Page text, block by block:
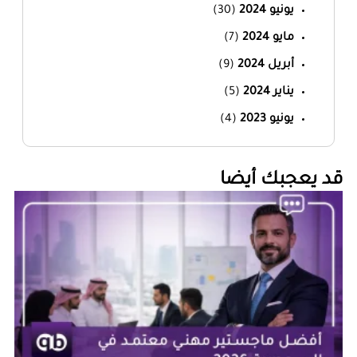
يونيو 2024 (30)
مايو 2024 (7)
أبريل 2024 (9)
يناير 2024 (5)
يونيو 2023 (4)
‏قد يعجبك أيضا‏